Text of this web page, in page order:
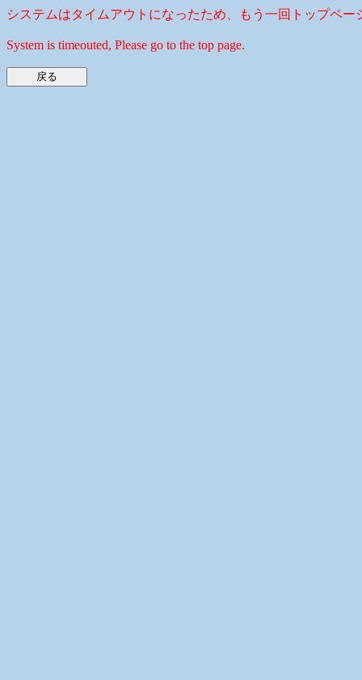
システムはタイムアウトになったため、もう一回トップペー
System is timeouted, Please go to the top page.